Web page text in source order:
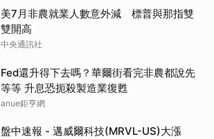
美7月非農就業人數意外減 標普與那指雙
雙開高
中央通訊社
Fed還升得下去嗎？華爾街看完非農都說先
等等 升息恐扼殺製造業復甦
anue鉅亨網
盤中速報 - 邁威爾科技(MRVL-US)大漲